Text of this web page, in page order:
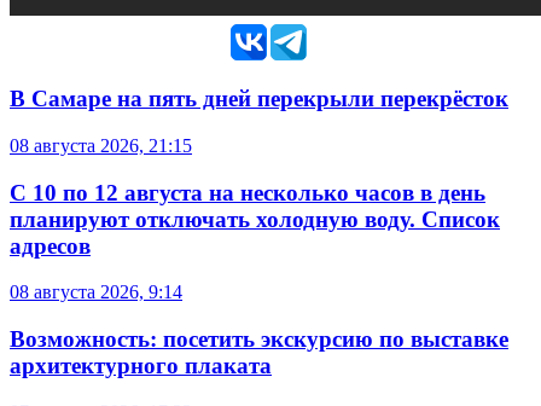
В Самаре на пять дней перекрыли перекрёсток
08 августа 2026, 21:15
С 10 по 12 августа на несколько часов в день
планируют отключать холодную воду. Список
адресов
08 августа 2026, 9:14
Возможность: посетить экскурсию по выставке
архитектурного плаката